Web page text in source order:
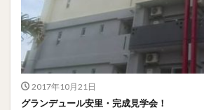
2017年10月21日
グランデュール安里・完成見学会！